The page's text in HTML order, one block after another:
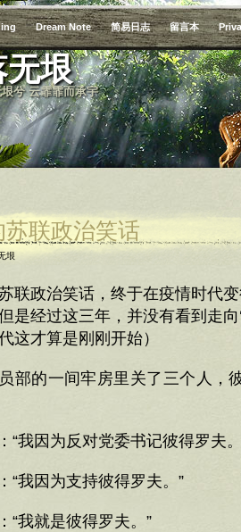
Dream Note 简易日志 留言本
无垠
兮 云霏霏而承宇
联政治笑话
垠
联政治笑话，终于在疫情时代
是经过这三年，并没有看到走向
这才算是刚刚开始）
部的一间牢房里关了三个人，
“我因为反对党委书记彼得罗夫
“我因为支持彼得罗夫。”
“我就是彼得罗夫。”